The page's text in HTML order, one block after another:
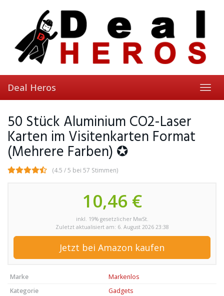
Deal Heros
50 Stück Aluminium CO2-Laser
Karten im Visitenkarten Format
(Mehrere Farben) ✪
(4.5 / 5 bei 57 Stimmen)
10,46 €
inkl. 19% gesetzlicher MwSt.
Zuletzt aktualisiert am: 6. August 2026 23:38
Jetzt bei Amazon kaufen
Marke
Markenlos
Kategorie
Gadgets